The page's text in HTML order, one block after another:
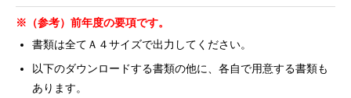
※ （参考）前年度の要項です。
書類は全てＡ４サイズで出力してください。
以下のダウンロードする書類の他に、各自で用意する書類も
あります。